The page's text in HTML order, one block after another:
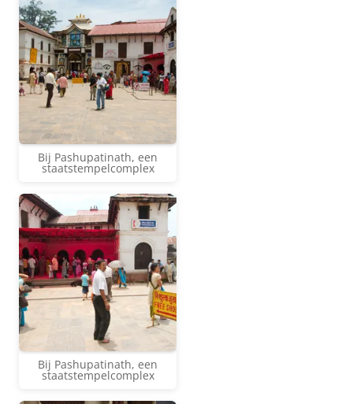
Bij Pashupatinath, een
staatstempelcomplex
Bij Pashupatinath, een
staatstempelcomplex